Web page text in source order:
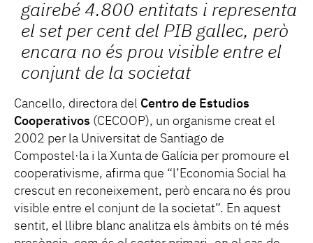
gairebé 4.800 entitats i representa
el set per cent del PIB gallec, però
encara no és prou visible entre el
conjunt de la societat
Cancello, directora del Centro de Estudios
Cooperativos (CECOOP), un organisme creat el
2002 per la Universitat de Santiago de
Compostel·la i la Xunta de Galícia per promoure el
cooperativisme, afirma que “l’Economia Social ha
crescut en reconeixement, però encara no és prou
visible entre el conjunt de la societat”. En aquest
sentit, el llibre blanc analitza els àmbits on té més